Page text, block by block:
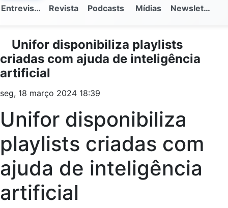
Entrevistas Revista Podcasts Mídias Newsletter
Unifor disponibiliza playlists
criadas com ajuda de inteligência
artificial
seg, 18 março 2024 18:39
Unifor disponibiliza
playlists criadas com
ajuda de inteligência
artificial